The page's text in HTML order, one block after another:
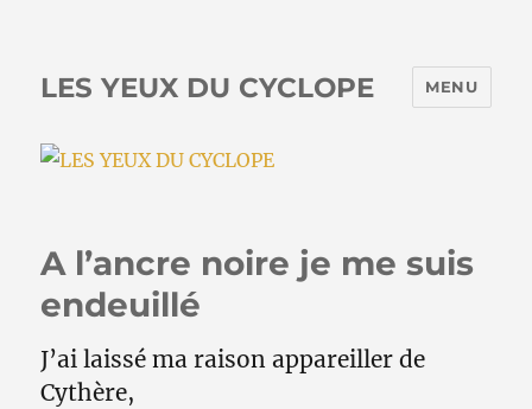
LES YEUX DU CYCLOPE MENU
A l’ancre noire je me suis
endeuillé
J’ai laissé ma raison appareiller de
Cythère,